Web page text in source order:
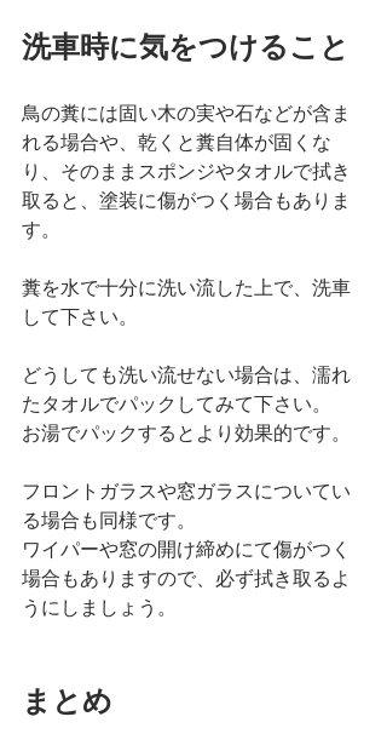
洗車時に気をつけること
鳥の糞には固い木の実や石などが含ま
れる場合や、乾くと糞自体が固くな
り、そのままスポンジやタオルで拭き
取ると、塗装に傷がつく場合もありま
す。
糞を水で十分に洗い流した上で、洗車
して下さい。
どうしても洗い流せない場合は、濡れ
たタオルでパックしてみて下さい。
お湯でパックするとより効果的です。
フロントガラスや窓ガラスについてい
る場合も同様です。
ワイパーや窓の開け締めにて傷がつく
場合もありますので、必ず拭き取るよ
うにしましょう。
まとめ